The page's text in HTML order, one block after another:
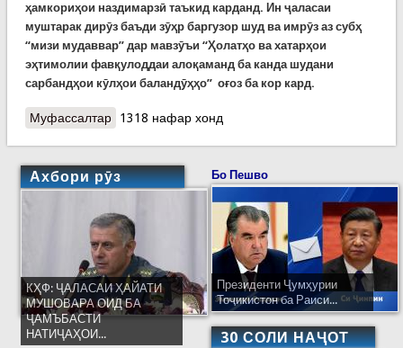
ҳамкориҳои наздимарзӣ таъкид карданд. Ин ҷаласаи
муштарак дирӯз баъди зӯҳр баргузор шуд ва имрӯз аз субҳ
“мизи мудаввар” дар мавзӯъи “Ҳолатҳо ва хатарҳои
эҳтимолии фавқулоддаи алоқаманд ба канда шудани
сарбандҳои кӯлҳои баландӯҳҳо” оғоз ба кор кард.
Муфассалтаро Поёни аввалин ҷаласаи муштараки коллегия
1318 нафар хонд
Ахбори рӯз
КҲФ: ҶАЛАСАИ ҲАЙАТИ
МУШОВАРА ОИД БА
ҶАМЪБАСТИ
НАТИҶАҲОИ...
Бо Пешво
Президенти Ҷумҳурии
Тоҷикистон ба Раиси...
30 СОЛИ НАҶОТ